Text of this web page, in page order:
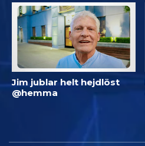
Jim jublar helt hejdlöst
@hemma